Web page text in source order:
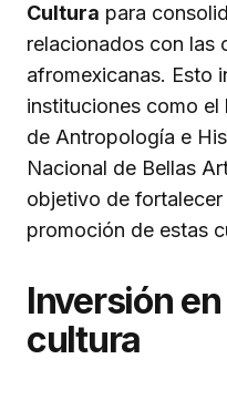
Cultura para
relacionados con las
afromexicanas. Esto
instituciones como el
de Antropología e
Nacional de Bellas
objetivo de
promoción de estas
Inversión
cultura